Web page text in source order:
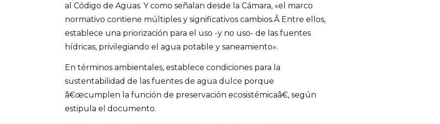
al Código de Aguas. Y como señalan desde la Cámara, «el marco
normativo contiene múltiples y significativos cambios.Â Entre ellos,
establece una priorización para el uso -y no uso- de las fuentes
hídricas, privilegiando el agua potable y saneamiento».
En términos ambientales, establece condiciones para la
sustentabilidad de las fuentes de agua dulce porque
â€œcumplen la función de preservación ecosistémicaâ€, según
estipula el documento.